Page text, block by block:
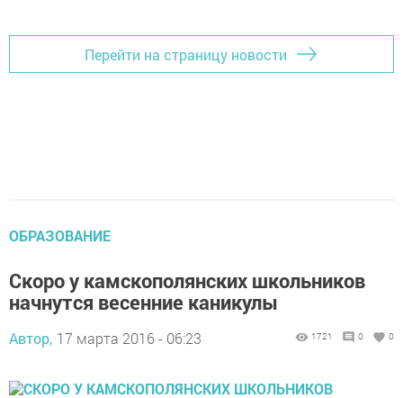
Перейти на страницу новости
ОБРАЗОВАНИЕ
Скоро у камскополянских школьников
начнутся весенние каникулы
Автор, 17 марта 2016 - 06:23 1721 0 0